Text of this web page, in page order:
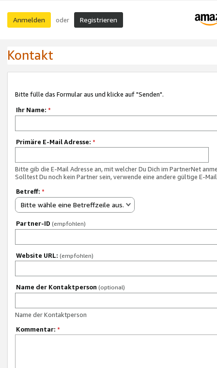
Anmelden oder Registrieren
Kontakt
Bitte fülle das Formular aus und klicke auf "Senden".
Ihr Name: *
Primäre E-Mail Adresse: *
Bitte gib die E-Mail Adresse an, mit welcher Du Dich im PartnerNet
Solltest Du noch kein Partner sein, verwende eine andere gültige E-
Betreff: *
Bitte wähle eine Betreffzeile aus.
Partner-ID (empfohlen)
Website URL: (empfohlen)
Name der Kontaktperson (optional)
Name der Kontaktperson
Kommentar: *